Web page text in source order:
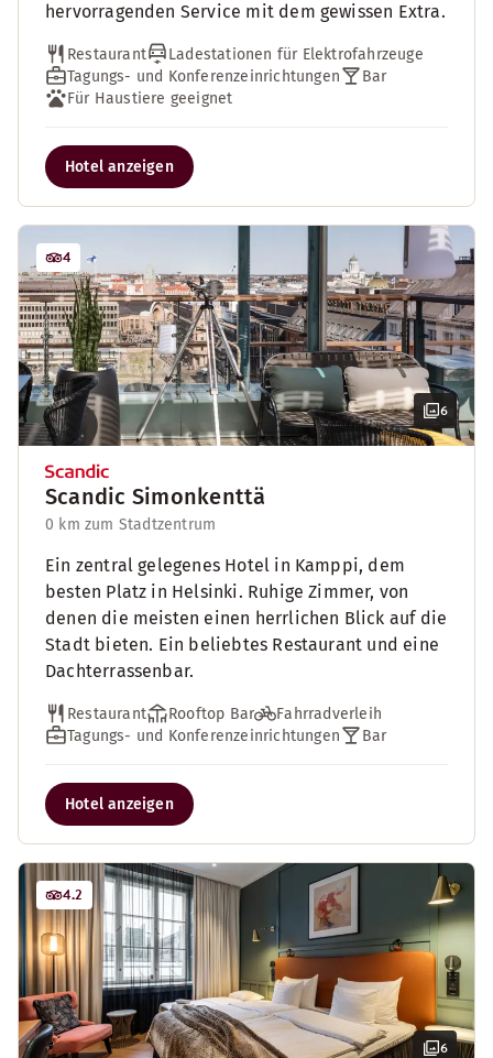
hervorragenden Service mit dem gewissen Extra.
Restaurant
Ladestationen für Elektrofahrzeuge
Tagungs- und Konferenzeinrichtungen
Bar
Für Haustiere geeignet
Hotel anzeigen
6
4
Scandic Simonkenttä
0 km zum Stadtzentrum
Ein zentral gelegenes Hotel in Kamppi, dem
besten Platz in Helsinki. Ruhige Zimmer, von
denen die meisten einen herrlichen Blick auf die
Stadt bieten. Ein beliebtes Restaurant und eine
Dachterrassenbar.
Restaurant Rooftop Bar
Fahrradverleih
Tagungs- und Konferenzeinrichtungen
Bar
Hotel anzeigen
6
4.2